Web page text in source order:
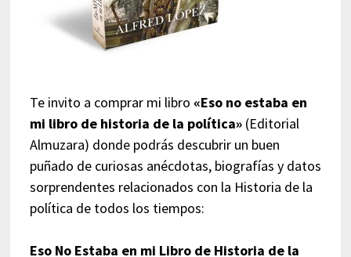
Te invito a comprar mi libro «Eso no estaba en
mi libro de historia de la política»(Editorial
Almuzara) donde podrás descubrir un buen
puñado de curiosas anécdotas, biografías y datos
sorprendentes relacionados con la Historia de la
política de todos los tiempos:
Eso No Estaba en mi Libro de Historia de la